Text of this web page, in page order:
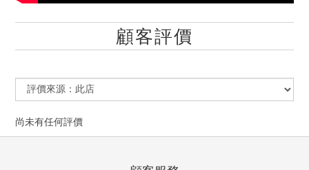
顧客評價
尚未有任何評價